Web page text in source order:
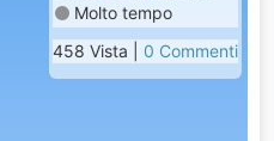
Molto tempo
458 Vista | 0 Commenti